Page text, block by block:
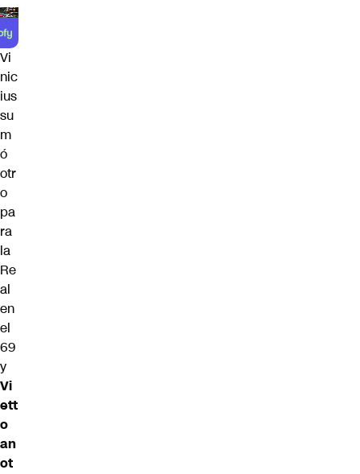
Vi
nic
ius
su
m
ó
otr
o
pa
ra
la
Re
al
en
el
69
y
Vi
ett
o
an
ot